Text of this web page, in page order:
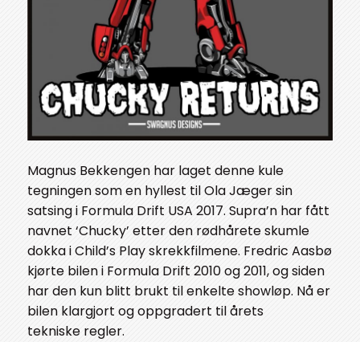
Magnus Bekkengen har laget denne kule
tegningen som en hyllest til Ola Jæger sin
satsing i Formula Drift USA 2017. Supra’n har fått
navnet ‘Chucky’ etter den rødhårete skumle
dokka i Child’s Play skrekkfilmene. Fredric Aasbø
kjørte bilen i Formula Drift 2010 og 2011, og siden
har den kun blitt brukt til enkelte showløp. Nå er
bilen klargjort og oppgradert til årets
tekniske regler.